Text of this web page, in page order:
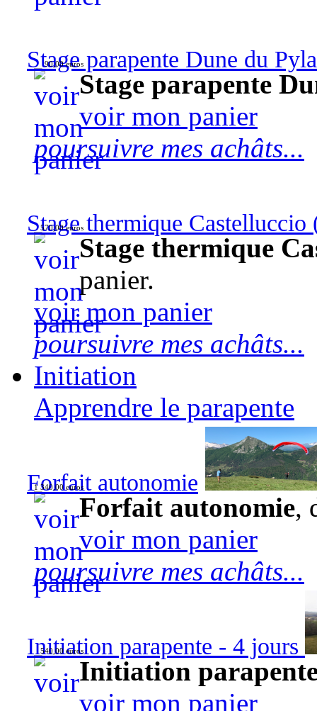
Stage parapente Dune du
90,00 euros
Stage parapente
voir mon panier
poursuivre mes achâts...
Stage thermique Castelluccio
570,00 euros
Stage thermique
panier.
voir mon panier
poursuivre mes achâts...
Initiation
Apprendre le parapente
Forfait autonomie
1 340,00 euros
Forfait autonomie,
voir mon panier
poursuivre mes achâts...
Initiation parapente - 4 jours
540,00 euros
Initiation
voir mon panier